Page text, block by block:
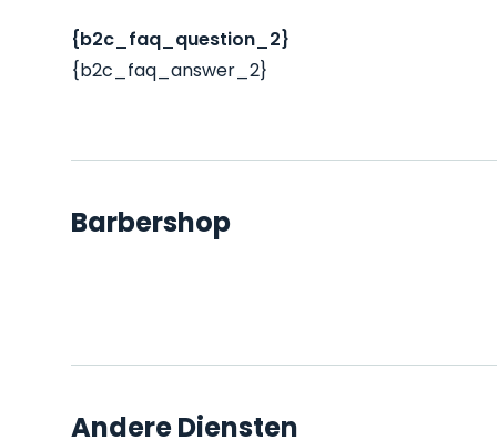
{b2c_faq_question_2}
{b2c_faq_answer_2}
Barbershop
Andere Diensten